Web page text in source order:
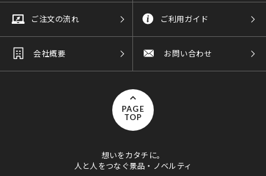
ご注文の流れ ご利用ガイド
会社概要 お問い合わせ
PAGE
TOP
想いをカタチに。
人と人をつなぐ景品・ノベルティ